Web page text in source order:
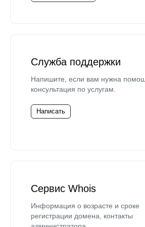
Служба поддержки
Напишите, если вам нужна
консультация по услугам.
Написать
Сервис Whois
Информация о возрасте и сроке
регистрации домена, контакты